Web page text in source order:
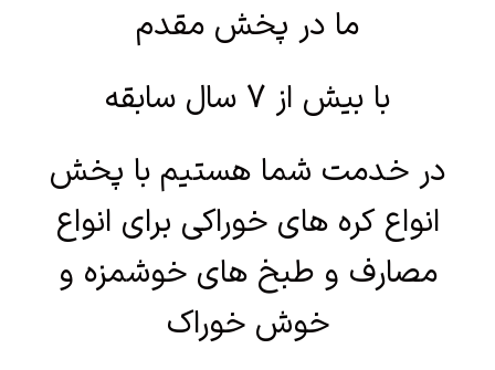
ما در پخش مقدم
با بیش از 7 سال سابقه
در خدمت شما هستیم با پخش
انواع کره های خوراکی برای انواع
مصارف و طبخ های خوشمزه و
خوش خوراک